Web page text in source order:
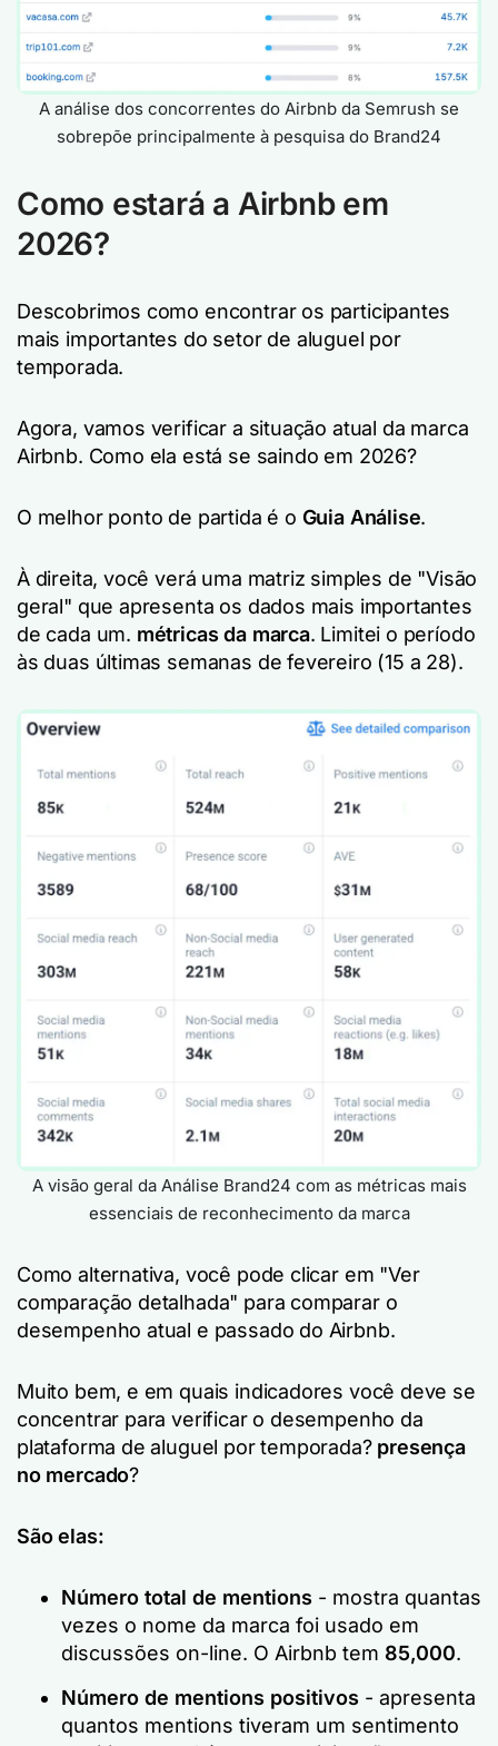
A análise dos concorrentes do Airbnb da Semrush se
sobrepõe principalmente à pesquisa do Brand24
Como estará a Airbnb em
2026?
Descobrimos como encontrar os participantes
mais importantes do setor de aluguel por
temporada.
Agora, vamos verificar a situação atual da marca
Airbnb. Como ela está se saindo em 2026?
O melhor ponto de partida é o Guia Análise.
À direita, você verá uma matriz simples de "Visão
geral" que apresenta os dados mais importantes
de cada um. métricas da marca. Limitei o período
às duas últimas semanas de fevereiro (15 a 28).
A visão geral da Análise Brand24 com as métricas mais
essenciais de reconhecimento da marca
Como alternativa, você pode clicar em "Ver
comparação detalhada" para comparar o
desempenho atual e passado do Airbnb.
Muito bem, e em quais indicadores você deve se
concentrar para verificar o desempenho da
plataforma de aluguel por temporada? presença
no mercado?
São elas:
Número total de mentions - mostra quantas
vezes o nome da marca foi usado em
discussões on-line. O Airbnb tem 85,000.
Número de mentions positivos - apresenta
quantos mentions tiveram um sentimento